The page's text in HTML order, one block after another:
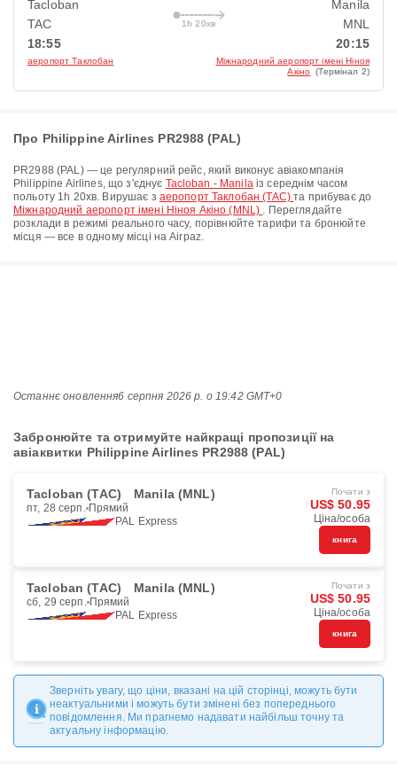
Tacloban
TAC
18:55
аеропорт Таклобан
1h 20хв
Manila
MNL
20:15
Міжнародний аеропорт імені Ніноя
Акіно (Термінал 2)
Про Philippine Airlines PR2988 (PAL)
PR2988 (PAL) — це регулярний рейс, який виконує авіакомпанія
Philippine Airlines, що з'єднує Tacloban - Manilaіз середнім часом
польоту 1h 20хв. Вирушає з аеропорт Таклобан (TAC)та прибуває до
Міжнародний аеропорт імені Ніноя Акіно (MNL) . Переглядайте
розклади в режимі реального часу, порівнюйте тарифи та бронюйте
місця — все в одному місці на Airpaz.
Останнє оновлення6 серпня 2026 р. о 19:42 GMT+0
Забронюйте та отримуйте найкращі пропозиції на
авіаквитки Philippine Airlines PR2988 (PAL)
Tacloban (TAC) Manila (MNL)
пт, 28 серп. Прямий
PAL Express
Почати з
US$ 50.95
Ціна/особа
книга
Tacloban (TAC) Manila (MNL)
сб, 29 серп. Прямий
PAL Express
Почати з
US$ 50.95
Ціна/особа
книга
Зверніть увагу, що ціни, вказані на цій сторінці, можуть бути
неактуальними і можуть бути змінені без попереднього
повідомлення. Ми прагнемо надавати найбільш точну та
актуальну інформацію.